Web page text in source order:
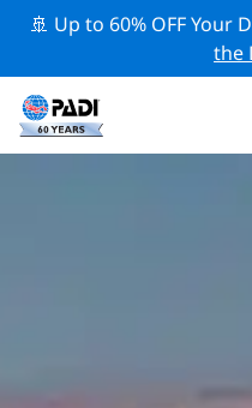
🚢 Up to 60% OFF Your
the